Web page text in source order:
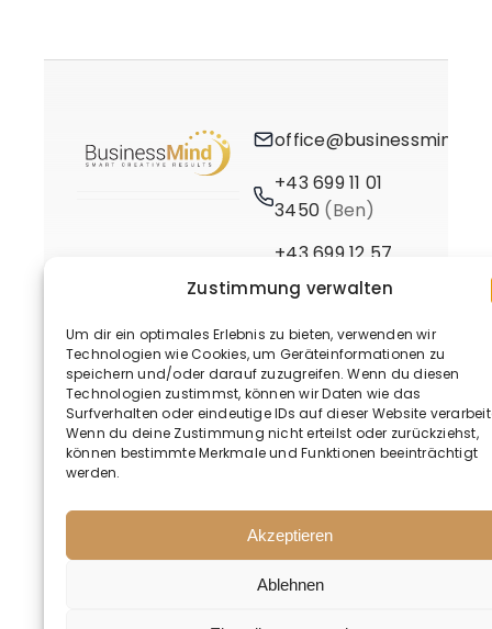
Zustimmung verwalten
Um dir ein optimales Erlebnis zu bieten, verwenden wir
Technologien wie Cookies, um Geräteinformationen zu
speichern und/oder darauf zuzugreifen. Wenn du diesen
Technologien zustimmst, können wir Daten wie das
Surfverhalten oder eindeutige IDs auf dieser Website
Wenn du deine Zustimmung nicht erteilst oder zurückziehst,
können bestimmte Merkmale und Funktionen beeinträchtigt
werden.
Akzeptieren
Ablehnen
office@businessmind.at
+43 699 11 01
3450 (Ben)
+43 699 12 57
3661(Birgit)
© 2020 - 2026 • BusinessMind